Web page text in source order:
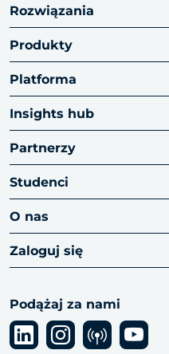
Rozwiązania
Produkty
Platforma
Insights hub
Partnerzy
Studenci
O nas
Zaloguj się
Podążaj za nami